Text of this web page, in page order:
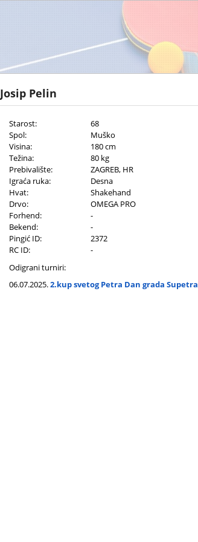
Josip Pelin
Starost:
68
Spol:
Muško
Visina:
180 cm
Težina:
80 kg
Prebivalište:
ZAGREB, HR
Igraća ruka:
Desna
Hvat:
Shakehand
Drvo:
OMEGA PRO
Forhend:
-
Bekend:
-
Pingić ID:
2372
RC ID:
-
Odigrani turniri:
06.07.2025.2.kup svetog Petra Dan grada Supetra